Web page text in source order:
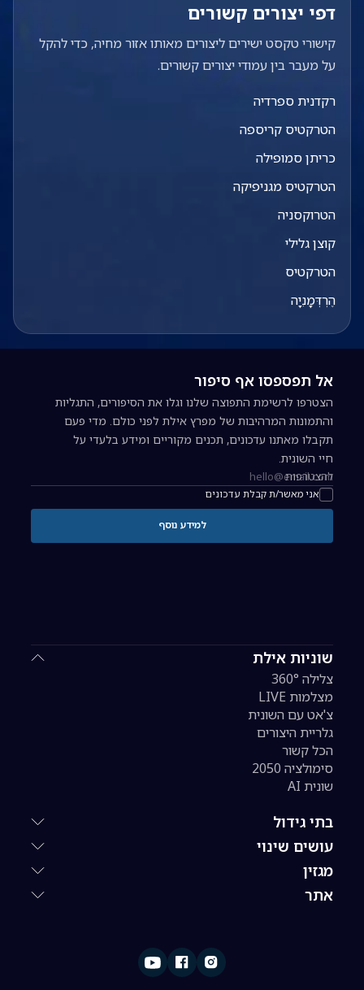
דפי יצורים קשורים
קישורי טקסט ישירים ליצורים מאותו אזור מחיה, כדי להקל
על מעבר בין עמודי יצורים קשורים.
רקדנית ספרדיה
הטרקטיס קריספה
כריתן סמופילה
הטרקטיס מגניפיקה
הטרוקסניה
קוצן גלילי
הטרקטיס
הֶרְדְּמָנִיָה
שוניות אילת
צלילה 360°
מצלמות LIVE
צ'אט עם השונית
גלריית היצורים
הכל קשור
סימולציה 2050
שונית AI
בתי גידול
עושים שינוי
מגזין
אתר
אל תפספסו אף סיפור
הצטרפו לרשימת התפוצה שלנו וגלו את הסיפורים, התגליות
והתמונות המרהיבות של מפרץ אילת לפני כולם. מדי פעם
תקבלו מאתנו עדכונים, תכנים מקוריים ומידע בלעדי על
חיי השונית.
כתובת אימייל להרשמה לניוזלטר
אני מאשר/ת קבלת עדכונים
להצטרפות
למידע נוסף